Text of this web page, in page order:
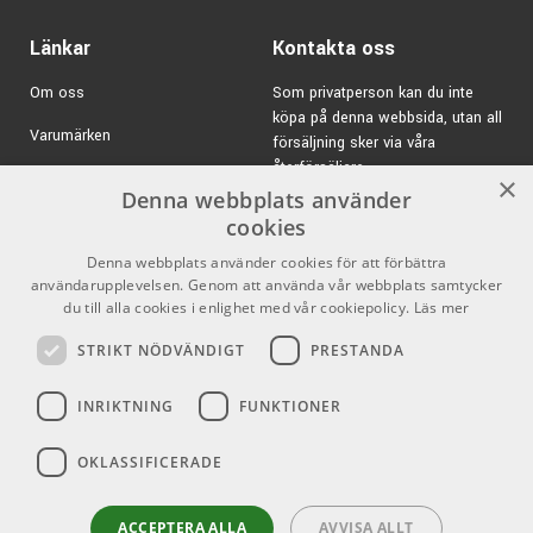
Länkar
Om oss
Varumärken
Försäljningsvillkor
Inlogg för återförsäljare
Kontakta oss
Som privatperson kan du inte
köpa på denna webbsida, utan all
försäljning sker via våra
återförsäljare.
E-post:info@emnordic.se
Youtube
×
Denna webbplats använder
cookies
Denna webbplats använder cookies för att förbättra
användarupplevelsen. Genom att använda vår webbplats samtycker
du till alla cookies i enlighet med vår cookiepolicy. Läs mer
STRIKT NÖDVÄNDIGT PRESTANDA
INRIKTNING FUNKTIONER
OKLASSIFICERADE
ACCEPTERA ALLA AVVISA ALLT